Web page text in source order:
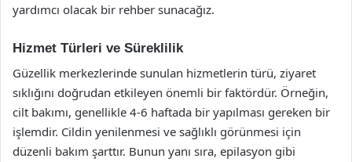
yardımcı olacak bir rehber sunacağız.
Hizmet Türleri ve Süreklilik
Güzellik merkezlerinde sunulan hizmetlerin türü, ziyaret
sıklığını doğrudan etkileyen önemli bir faktördür. Örneğin,
cilt bakımı, genellikle 4-6 haftada bir yapılması gereken bir
işlemdir. Cildin yenilenmesi ve sağlıklı görünmesi için
düzenli bakım şarttır. Bunun yanı sıra, epilasyon gibi